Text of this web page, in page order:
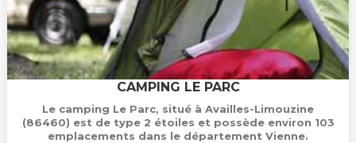
CAMPING LE PARC
Le camping Le Parc, situé à Availles-Limouzine
(86460) est de type 2 étoiles et possède environ 103
emplacements dans le département Vienne.